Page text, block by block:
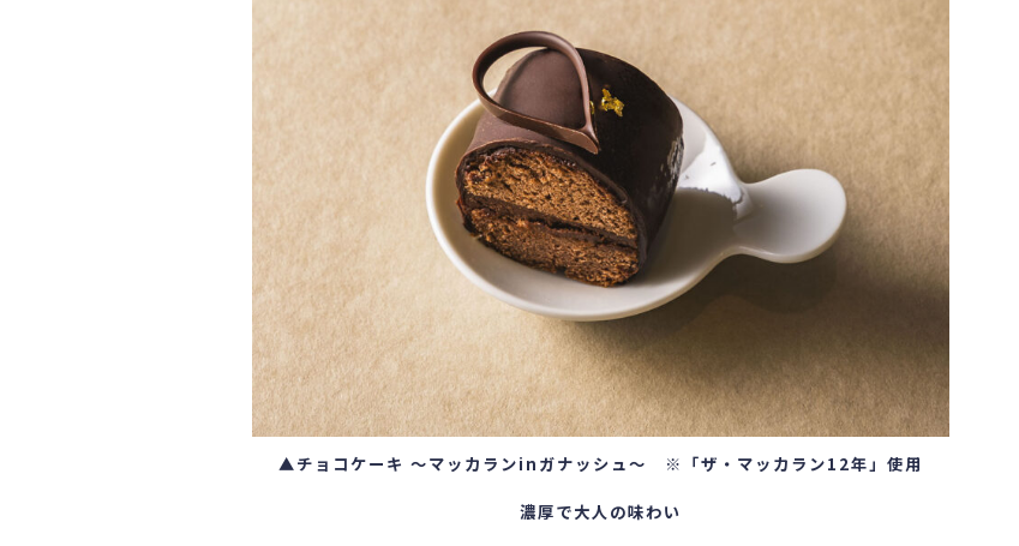
▲チョコケーキ ～マッカランinガナッシュ～ ※「ザ・マッカラン12年」使用
濃厚で大人の味わい